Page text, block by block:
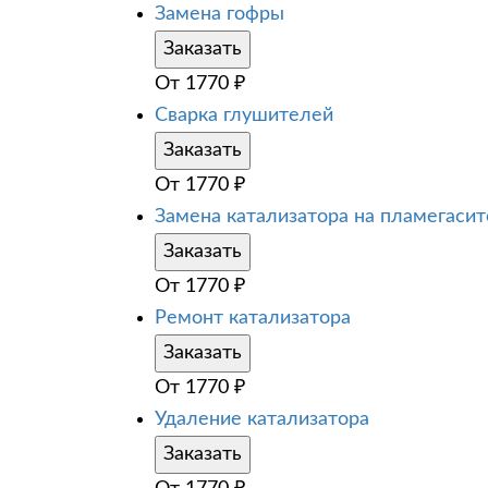
Замена гофры
Заказать
От 1770 ₽
Сварка глушителей
Заказать
От 1770 ₽
Замена катализатора на
Заказать
От 1770 ₽
Ремонт катализатора
Заказать
От 1770 ₽
Удаление катализатора
Заказать